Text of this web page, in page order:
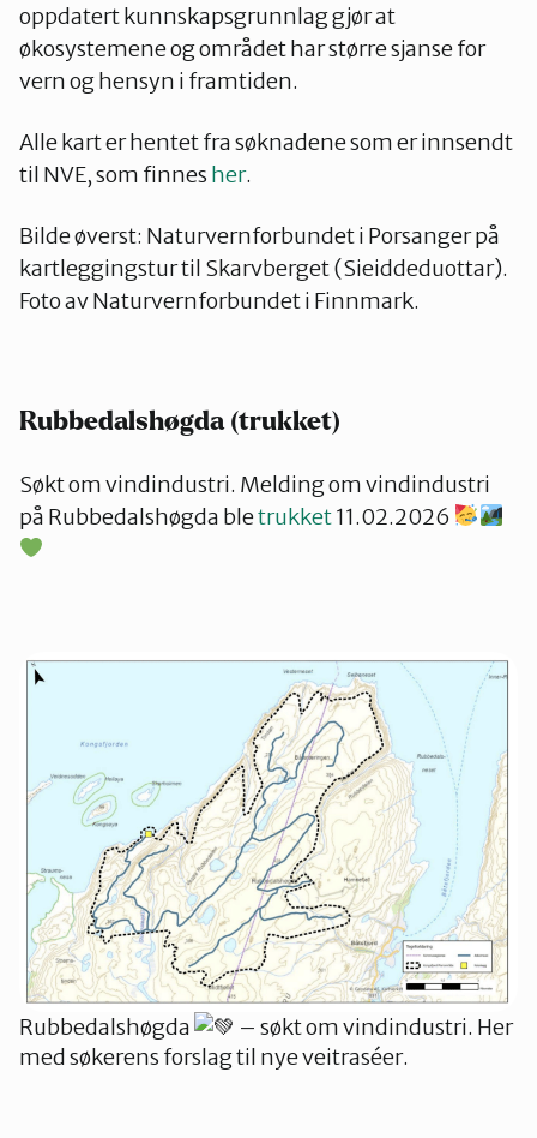
oppdatert kunnskapsgrunnlag gjør at
økosystemene og området har større sjanse for
vern og hensyn i framtiden.
Alle kart er hentet fra søknadene som er innsendt
til NVE, som finnes her.
Bilde øverst: Naturvernforbundet i Porsanger på
kartleggingstur til Skarvberget (Sieiddeduottar).
Foto av Naturvernforbundet i Finnmark.
Rubbedalshøgda (trukket)
Søkt om vindindustri. Melding om vindindustri
på Rubbedalshøgda bletrukket11.02.2026
Rubbedalshøgda
– søkt om vindindustri. Her
med søkerens forslag til nye veitraséer.